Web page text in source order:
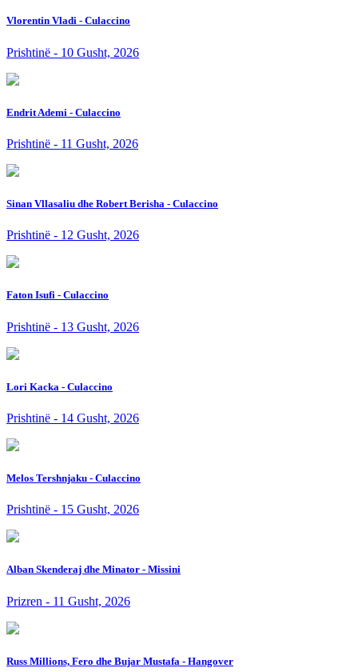
Vlorentin Vladi - Culaccino
Prishtinë - 10 Gusht, 2026
Endrit Ademi - Culaccino
Prishtinë - 11 Gusht, 2026
Sinan Vllasaliu dhe Robert Berisha - Culaccino
Prishtinë - 12 Gusht, 2026
Faton Isufi - Culaccino
Prishtinë - 13 Gusht, 2026
Lori Kacka - Culaccino
Prishtinë - 14 Gusht, 2026
Melos Tershnjaku - Culaccino
Prishtinë - 15 Gusht, 2026
Alban Skenderaj dhe Minator - Missini
Prizren - 11 Gusht, 2026
Russ Millions, Fero dhe Bujar Mustafa - Hangover